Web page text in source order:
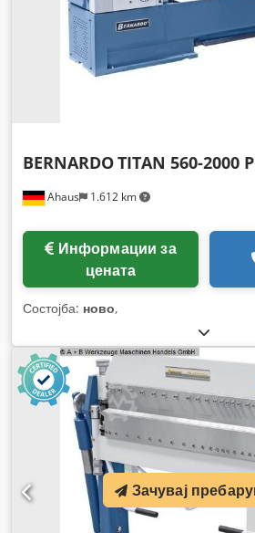
Ahaus 1.612 km
BERNARDOTITAN 560-2000
цената
Состојба: ново,
Зачувај